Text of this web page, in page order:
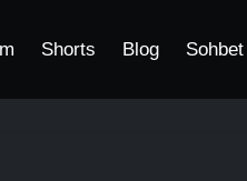
Shorts Blog Sohbet